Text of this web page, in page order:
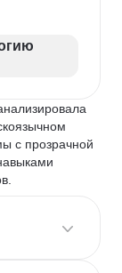
с прозрачной